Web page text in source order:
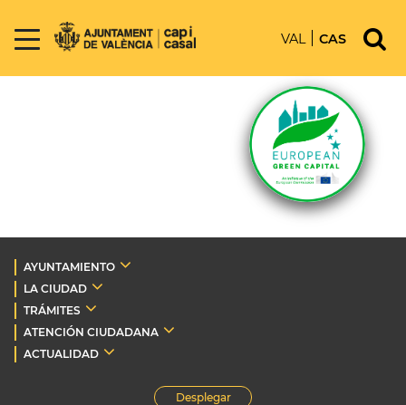
VAL CAS
AYUNTAMIENTO
LA CIUDAD
TRÁMITES
ATENCIÓN CIUDADANA
ACTUALIDAD
Desplegar